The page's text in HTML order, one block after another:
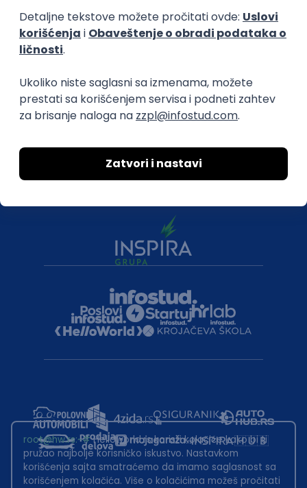
Za poslodavce
Uslovi korišćenja
Za medije
Kontakt
Druželjubivi smo!
root@hw.rs:~#Helloworld.rs koristi kolačiće kako bi ti
pružao najbolje korisničko iskustvo. Nastavkom
korišćenja sajta smatraćemo da imamo saglasnost sa
korišćenjem kolačića. Više o kolačićima možeš pročitati